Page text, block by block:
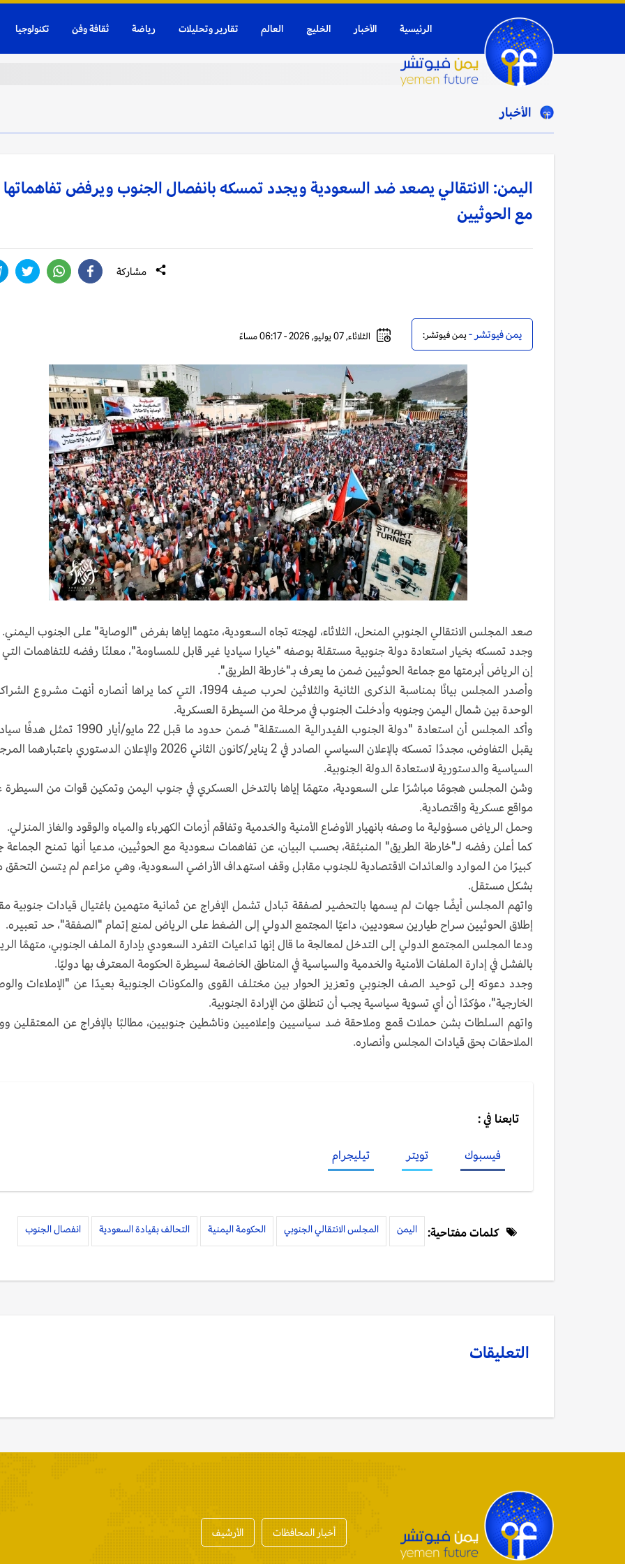
الرئيسية الأخبار الخليج العالم تقارير وتحليلات رياضة ثقافة وفن تكنولوجيا
الأخبار
اليمن: الانتقالي يصعد ضد السعودية ويجدد تمسكه بانفصال الجنوب ويرفض تفاهماتها
مع الحوثيين
مشاركة
يمن فيوتشر -يمن فيوتشر: الثلاثاء, 07 يوليو, 2026 - 06:17 مساءً
صعد المجلس الانتقالي الجنوبي المنحل، الثلاثاء، لهجته تجاه السعودية، متهما إياها بفرض "الوصاية" على الجنوب اليمني.
وجدد تمسكه بخيار استعادة دولة جنوبية مستقلة بوصفه "خيارا سياديا غير قابل للمساومة"، معلنًا رفضه للتفاهمات
إن الرياض أبرمتها مع جماعة الحوثيين ضمن ما يعرف بـ"خارطة الطريق".
وأصدر المجلس بيانًا بمناسبة الذكرى الثانية والثلاثين لحرب صيف 1994، التي كما يراها أنصاره أنهت مشروع
الوحدة بين شمال اليمن وجنوبه وأدخلت الجنوب في مرحلة من السيطرة العسكرية.
وأكد المجلس أن استعادة "دولة الجنوب الفيدرالية المستقلة" ضمن حدود ما قبل 22 مايو/أيار
يقبل التفاوض، مجددًا تمسكه بالإعلان السياسي الصادر في 2 يناير/كانون الثاني 2026 والإعلان الدستوري
السياسية والدستورية لاستعادة الدولة الجنوبية.
وشن المجلس هجومًا مباشرًا على السعودية، متهمًا إياها بالتدخل العسكري في جنوب اليمن وتمكين قوات من السيطرة
مواقع عسكرية واقتصادية.
وحمل الرياض مسؤولية ما وصفه بانهيار الأوضاع الأمنية والخدمية وتفاقم أزمات الكهرباء والمياه والوقود والغاز المنزلي.
كما أعلن رفضه لـ"خارطة الطريق" المنبثقة، بحسب البيان، عن تفاهمات سعودية مع الحوثيين، مدعيا أنها تمنح الجماعة
كبيرًا من الموارد والعائدات الاقتصادية للجنوب مقابل وقف استهداف الأراضي السعودية، وهي مزاعم لم يتسن التحقق
بشكل مستقل.
واتهم المجلس أيضًا جهات لم يسمها بالتحضير لصفقة تبادل تشمل الإفراج عن ثمانية متهمين باغتيال قيادات جنوبية
إطلاق الحوثيين سراح طيارين سعوديين، داعيًا المجتمع الدولي إلى الضغط على الرياض لمنع إتمام "الصفقة"، حد تعبيره.
ودعا المجلس المجتمع الدولي إلى التدخل لمعالجة ما قال إنها تداعيات التفرد السعودي بإدارة الملف الجنوبي، متهمًا
بالفشل في إدارة الملفات الأمنية والخدمية والسياسية في المناطق الخاضعة لسيطرة الحكومة المعترف بها دوليًا.
وجدد دعوته إلى توحيد الصف الجنوبي وتعزيز الحوار بين مختلف القوى والمكونات الجنوبية بعيدًا عن "الإملاءات
الخارجية"، مؤكدًا أن أي تسوية سياسية يجب أن تنطلق من الإرادة الجنوبية.
واتهم السلطات بشن حملات قمع وملاحقة ضد سياسيين وإعلاميين وناشطين جنوبيين، مطالبًا بالإفراج عن المعتقلين
الملاحقات بحق قيادات المجلس وأنصاره.
تابعنا في :
فيسبوك تويتر تيليجرام
كلمات مفتاحية: اليمن المجلس الانتقالي الجنوبي الحكومة اليمنية التحالف بقيادة السعودية انفصال الجنوب
التعليقات
أخبار المحافظات الأرشيف